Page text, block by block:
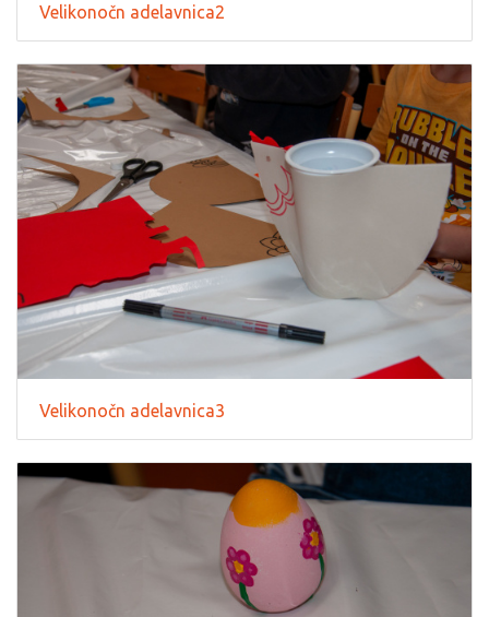
Velikonočn adelavnica2
Velikonočn adelavnica3